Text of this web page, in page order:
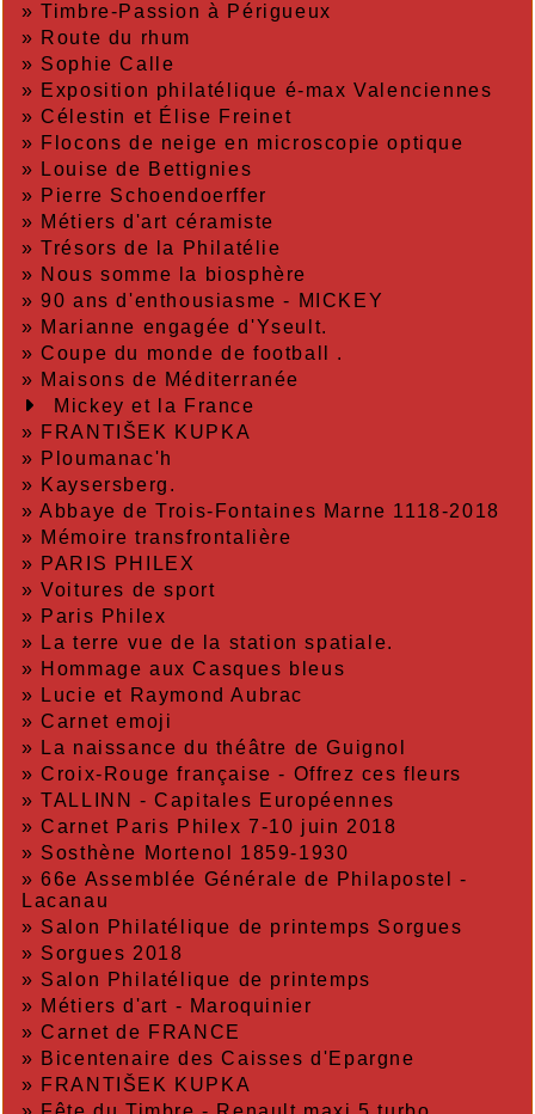
»Timbre-Passion à Périgueux
» Route du rhum
» Sophie Calle
» Exposition philatélique é-max Valenciennes
»Célestin et Élise Freinet
» Flocons de neige en microscopie optique
» Louise de Bettignies
» Pierre Schoendoerffer
» Métiers d'art céramiste
»Trésors de la Philatélie
» Nous somme la biosphère
»90 ans d'enthousiasme - MICKEY
» Marianne engagée d'Yseult.
»Coupe du monde de football .
» Maisons de Méditerranée
Mickey et la France
» FRANTIŠEK KUPKA
» Ploumanac'h
» Kaysersberg.
»Abbaye de Trois-Fontaines Marne 1118-2018
» Mémoire transfrontalière
» PARIS PHILEX
»Voitures de sport
» Paris Philex
» La terre vue de la station spatiale.
» Hommage aux Casques bleus
» Lucie et Raymond Aubrac
»Carnet emoji
» La naissance du théâtre de Guignol
»Croix-Rouge française - Offrez ces fleurs
»TALLINN - Capitales Européennes
»Carnet Paris Philex 7-10 juin 2018
» Sosthène Mortenol 1859-1930
»66e Assemblée Générale de Philapostel -
Lacanau
» Salon Philatélique de printemps Sorgues
» Sorgues 2018
» Salon Philatélique de printemps
» Métiers d'art - Maroquinier
»Carnet de FRANCE
» Bicentenaire des Caisses d'Epargne
» FRANTIŠEK KUPKA